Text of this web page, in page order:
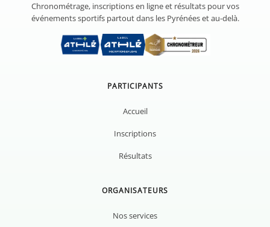
Chronométrage, inscriptions en ligne et résultats pour vos
événements sportifs partout dans les Pyrénées et au-delà.
PARTICIPANTS
Accueil
Inscriptions
Résultats
ORGANISATEURS
Nos services